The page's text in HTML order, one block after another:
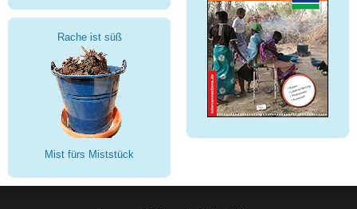
Rache ist süß
Mist fürs Miststück